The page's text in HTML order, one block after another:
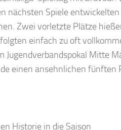
nächsten Spiele
Zwei vorletzte Plätze
einfach zu oft
Jugendverbandspokal Mitte
einen ansehnlichen fünften
Historie in die Saison